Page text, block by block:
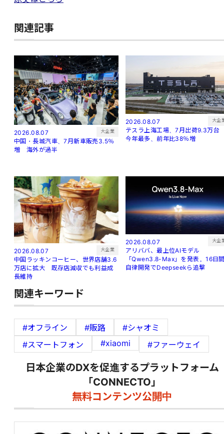
関連記事
2026.08.07 大企業
中国・長城汽車、7月新車販売3.5％
増 海外が過半
2026.08.07 大企
テスラ上海工場、7月出荷9.3万
今年最多、前年比38％増
2026.08.07 大企業
中国ラッキンコーヒー、世界店舗3.6
万店に拡大 既存店減収でも利益成
長維持
2026.08.07 大企
アリババ、最上位AIモデル
「Qwen3.8-Max」を発表。16日
自律開発でDeepseekら追撃
関連キーワード
#オフライン #販路
#シャオミ
#スマートフォン
#xiaomi #ファーウェイ
日本企業のDXを促進するプラットフォーム
「CONNECTO」
無料コンテンツ公開中